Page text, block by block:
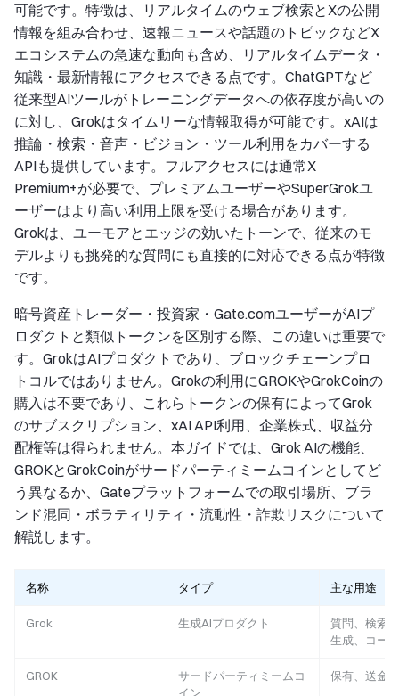
可能です。特徴は、リアルタイムのウェブ検索とXの公開
情報を組み合わせ、速報ニュースや話題のトピックなどX
エコシステムの急速な動向も含め、リアルタイムデータ・
知識・最新情報にアクセスできる点です。ChatGPTなど
従来型AIツールがトレーニングデータへの依存度が高いの
に対し、Grokはタイムリーな情報取得が可能です。xAIは
推論・検索・音声・ビジョン・ツール利用をカバーする
APIも提供しています。フルアクセスには通常X
Premium+が必要で、プレミアムユーザーやSuperGrokユ
ーザーはより高い利用上限を受ける場合があります。
Grokは、ユーモアとエッジの効いたトーンで、従来のモ
デルよりも挑発的な質問にも直接的に対応できる点が特徴
です。
暗号資産トレーダー・投資家・Gate.comユーザーがAIプ
ロダクトと類似トークンを区別する際、この違いは重要で
す。GrokはAIプロダクトであり、ブロックチェーンプロ
トコルではありません。Grokの利用にGROKやGrokCoinの
購入は不要であり、これらトークンの保有によってGrok
のサブスクリプション、xAI API利用、企業株式、収益分
配権等は得られません。本ガイドでは、Grok AIの機能、
GROKとGrokCoinがサードパーティミームコインとしてど
う異なるか、Gateプラットフォームでの取引場所、ブラ
ンド混同・ボラティリティ・流動性・詐欺リスクについて
解説します。
名称 タイプ 主な用途
Grok 生成AIプロダクト
質問、検索
生成、コー
GROK
サードパーティミームコ
イン
保有、送金